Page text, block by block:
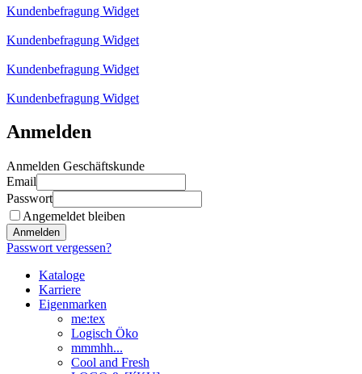
Kundenbefragung Widget
Kundenbefragung Widget
Kundenbefragung Widget
Kundenbefragung Widget
Anmelden
Anmelden Geschäftskunde
Email
Passwort
Angemeldet bleiben
Anmelden
Passwort vergessen?
Kataloge
Karriere
Eigenmarken
me:tex
Logisch Öko
mmmhh...
Cool and Fresh